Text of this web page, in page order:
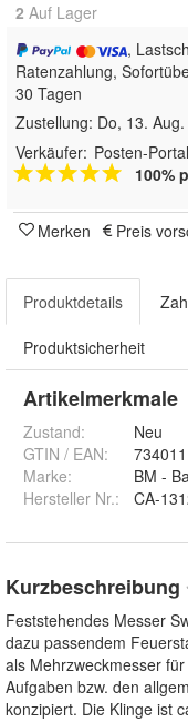
2 Auf Lager
,
Ratenzahlung,
30 Tagen
Zustellung: Do, 13.
Verkäufer: Posten-Portal
100%
Merken Preis
Produktdetails
Produktsicherheit
Artikelmerkmale
Zustand:
Neu
GTIN / EAN:
Marke:
BM -
Hersteller Nr.:
CA-
Kurzbeschreibung
Feststehendes Messer
dazu passendem
als Mehrzweckmesser
Aufgaben bzw. den
konzipiert. Die Klinge ist